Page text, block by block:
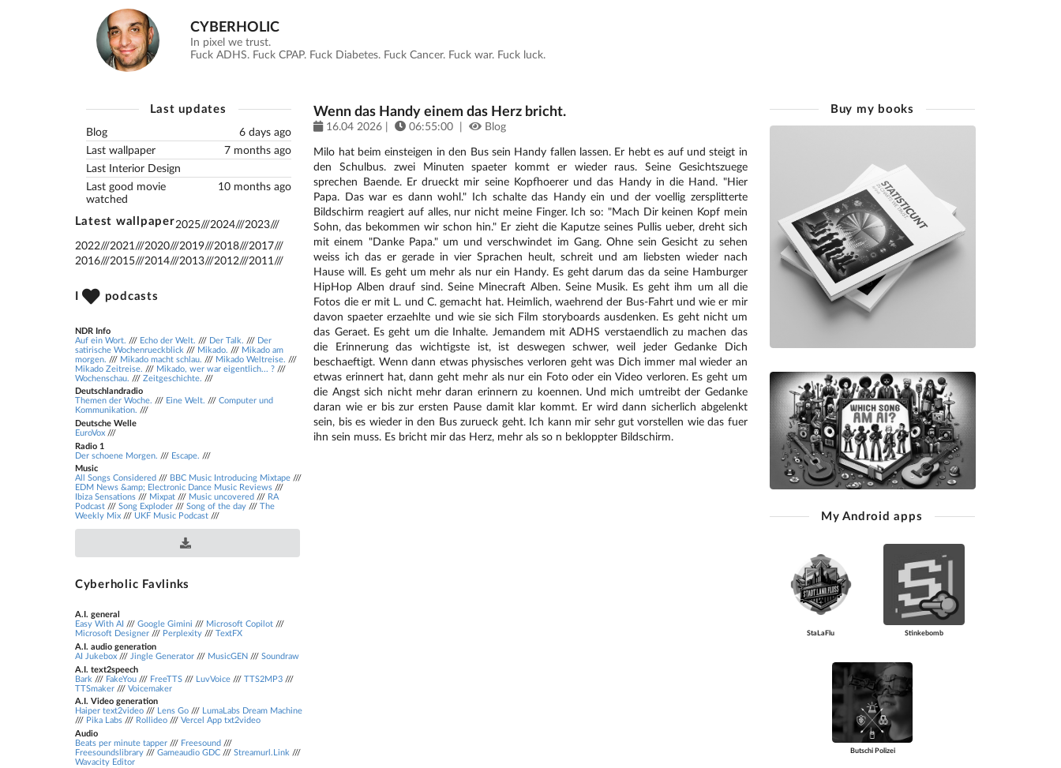
CYBERHOLIC
In pixel we trust.
Fuck ADHS. Fuck CPAP. Fuck Diabetes. Fuck Cancer. Fuck war. Fuck luck.
Last updates
6 days ago
Blog
7 months ago
Last wallpaper
Last Interior Design
10 months ago
Last good movie
watched
Latest wallpaper2025///2024///2023///
2022///2021///2020///2019///2018///2017///
2016///2015///2014///2013///2012///2011///
I podcasts
NDR Info
Auf ein Wort. /// Echo der Welt. /// Der Talk. /// Der
satirische Wochenrueckblick /// Mikado. /// Mikado am
morgen. /// Mikado macht schlau. /// Mikado Weltreise. ///
Mikado Zeitreise. /// Mikado, wer war eigentlich... ?///
Wochenschau. /// Zeitgeschichte. ///
Deutschlandradio
Themen der Woche. /// Eine Welt. /// Computer und
Kommunikation. ///
Deutsche Welle
EuroVox///
Radio 1
Der schoene Morgen. /// Escape. ///
Music
All Songs Considered/// BBC Music Introducing Mixtape///
EDM News &amp; Electronic Dance Music Reviews///
Ibiza Sensations/// Mixpat/// Music uncovered/// RA
Podcast/// Song Exploder/// Song of the day/// The
Weekly Mix/// UKF Music Podcast///
Download .opml podcast file
Cyberholic Favlinks
A.I. general
Easy With AI /// Google Gimini /// Microsoft Copilot///
Microsoft Designer/// Perplexity/// TextFX
A.I. audio generation
AI Jukebox/// Jingle Generator/// MusicGEN/// Soundraw
A.I. text2speech
Bark /// FakeYou/// FreeTTS/// LuvVoice/// TTS2MP3///
TTSmaker/// Voicemaker
A.I. Video generation
Haiper text2video/// Lens Go/// LumaLabs Dream Machine
/// Pika Labs/// Rollideo/// Vercel App txt2video
Audio
Beats per minute tapper/// Freesound///
Freesoundslibrary/// Gameaudio GDC/// Streamurl.Link ///
Wavacity Editor
Wenn das Handy einem das Herz bricht.
16.04 2026 | 06:55:00 |
Blog
Milo hat beim einsteigen in den Bus sein Handy fallen lassen. Er hebt es auf und steigt in
den Schulbus. zwei Minuten spaeter kommt er wieder raus. Seine Gesichtszuege
sprechen Baende. Er drueckt mir seine Kopfhoerer und das Handy in die Hand. "Hier
Papa. Das war es dann wohl." Ich schalte das Handy ein und der voellig zersplitterte
Bildschirm reagiert auf alles, nur nicht meine Finger. Ich so: "Mach Dir keinen Kopf mein
Sohn, das bekommen wir schon hin." Er zieht die Kaputze seines Pullis ueber, dreht sich
mit einem "Danke Papa." um und verschwindet im Gang. Ohne sein Gesicht zu sehen
weiss ich das er gerade in vier Sprachen heult, schreit und am liebsten wieder nach
Hause will. Es geht um mehr als nur ein Handy. Es geht darum das da seine Hamburger
HipHop Alben drauf sind. Seine Minecraft Alben. Seine Musik. Es geht ihm um all die
Fotos die er mit L. und C. gemacht hat. Heimlich, waehrend der Bus-Fahrt und wie er mir
davon spaeter erzaehlte und wie sie sich Film storyboards ausdenken. Es geht nicht um
das Geraet. Es geht um die Inhalte. Jemandem mit ADHS verstaendlich zu machen das
die Erinnerung das wichtigste ist, ist deswegen schwer, weil jeder Gedanke Dich
beschaeftigt. Wenn dann etwas physisches verloren geht was Dich immer mal wieder an
etwas erinnert hat, dann geht mehr als nur ein Foto oder ein Video verloren. Es geht um
die Angst sich nicht mehr daran erinnern zu koennen. Und mich umtreibt der Gedanke
daran wie er bis zur ersten Pause damit klar kommt. Er wird dann sicherlich abgelenkt
sein, bis es wieder in den Bus zurueck geht. Ich kann mir sehr gut vorstellen wie das fuer
ihn sein muss. Es bricht mir das Herz, mehr als so n bekloppter Bildschirm.
Buy my books
My Android apps
StaLaFlu Stinkebomb
Butschi Polizei